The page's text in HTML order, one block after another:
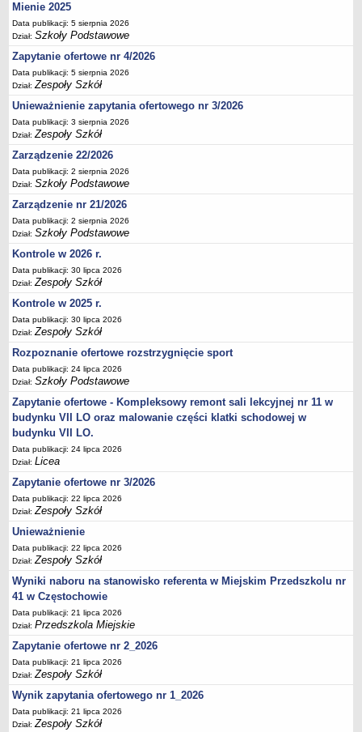
Rejestry, ewidencje, archiwa
Sprawozdania
Deklaracja dostępności
PORADNIE PSYCHOLOGICZNO-PEDAGOGICZNE
Zespół Poradni
BIURO FINANSÓW OŚWIATY
Dane podstawowe
Statut
Majątek
Godziny dyżurów
Ogłoszenia
Zarządzenia
Rejestry, ewidencje, archiwa
Kontrole
PONOWNE WYKORZYSTYWANIE
Sprawozdania
Deklaracja dostępności
DEKLARACJA DOSTĘPNOŚCI
OŚWIADCZENIA MAJĄTKOWE
PONOWNE WYKORZYSTYWANIE
UDOSTĘPNIANIE INFORMACJI PUBLICZNEJ
OCHRONA DANYCH OSOBOWYCH
Mienie 2025
Data publikacji: 5 sierpnia 2026
Dział:Szkoły Podstawowe
Zapytanie ofertowe nr 4/2026
Data publikacji: 5 sierpnia 2026
Dział:Zespoły Szkół
Unieważnienie zapytania ofertowego nr 3/2026
Data publikacji: 3 sierpnia 2026
Dział:Zespoły Szkół
Zarządzenie 22/2026
Data publikacji: 2 sierpnia 2026
Dział:Szkoły Podstawowe
Zarządzenie nr 21/2026
Data publikacji: 2 sierpnia 2026
Dział:Szkoły Podstawowe
Kontrole w 2026 r.
Data publikacji: 30 lipca 2026
Dział:Zespoły Szkół
Kontrole w 2025 r.
Data publikacji: 30 lipca 2026
Dział:Zespoły Szkół
Rozpoznanie ofertowe rozstrzygnięcie sport
Data publikacji: 24 lipca 2026
Dział:Szkoły Podstawowe
Zapytanie ofertowe - Kompleksowy remont sali lekcyjnej nr 11 w
budynku VII LO oraz malowanie części klatki schodowej w
budynku VII LO.
Data publikacji: 24 lipca 2026
Dział:Licea
Zapytanie ofertowe nr 3/2026
Data publikacji: 22 lipca 2026
Dział:Zespoły Szkół
Unieważnienie
Data publikacji: 22 lipca 2026
Dział:Zespoły Szkół
Wyniki naboru na stanowisko referenta w Miejskim Przedszkolu nr
41 w Częstochowie
Data publikacji: 21 lipca 2026
Dział:Przedszkola Miejskie
Zapytanie ofertowe nr 2_2026
Data publikacji: 21 lipca 2026
Dział:Zespoły Szkół
Wynik zapytania ofertowego nr 1_2026
Data publikacji: 21 lipca 2026
Dział:Zespoły Szkół